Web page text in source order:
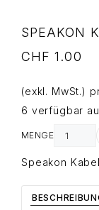
SPEAKON
CHF 1.00
(exkl. MwSt.)
6 verfügbar
MENGE
Speakon